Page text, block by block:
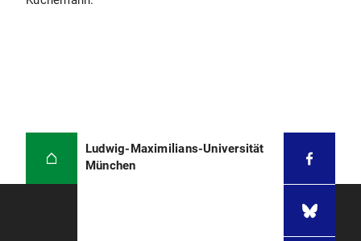
Ludwig-Maximilians-Universität
München